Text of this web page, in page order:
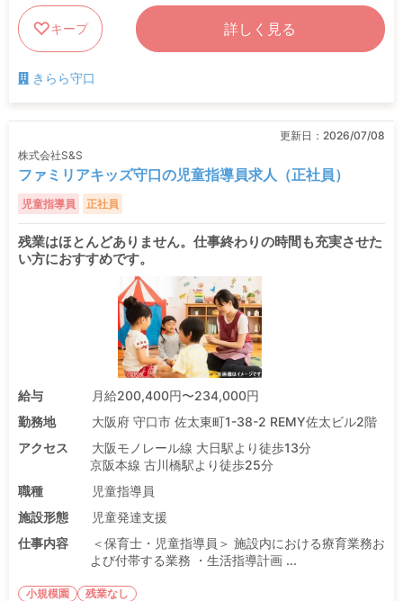
キープ 詳しく見る
きらら守口
更新日： 2026/07/08
株式会社S&S
ファミリアキッズ守口の児童指導員求人（正社員）
児童指導員 正社員
残業はほとんどありません。仕事終わりの時間も充実させた
い方におすすめです。
給与
月給200,400円〜234,000円
勤務地
大阪府 守口市 佐太東町1-38-2 REMY佐太ビル2階
アクセス
大阪モノレール線 大日駅より徒歩13分
京阪本線 古川橋駅より徒歩25分
職種
児童指導員
施設形態
児童発達支援
仕事内容
＜保育士・児童指導員＞ 施設内における療育業務お
よび付帯する業務 ・生活指導計画 ...
小規模園 残業なし